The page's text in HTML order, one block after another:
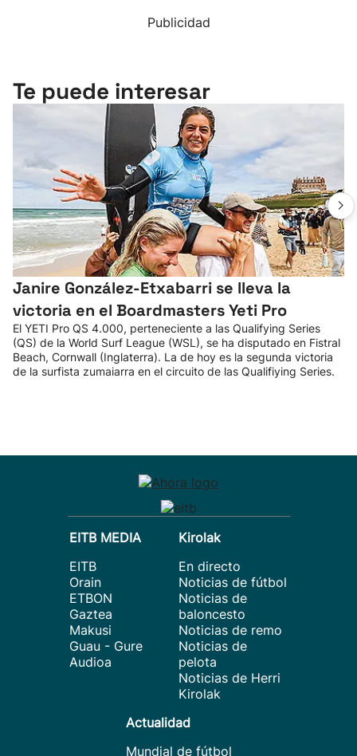
Publicidad
Te puede interesar
Janire González-Etxabarri se lleva la
victoria en el Boardmasters Yeti Pro
El YETI Pro QS 4.000, perteneciente a las Qualifying Series
(QS) de la World Surf League (WSL), se ha disputado en Fistral
Beach, Cornwall (Inglaterra). La de hoy es la segunda victoria
de la surfista zumaiarra en el circuito de las Qualifiying Series.
EITB MEDIA
EITB
Orain
ETBON
Gaztea
Makusi
Guau - Gure
Audioa
Kirolak
En directo
Noticias de fútbol
Noticias de
baloncesto
Noticias de remo
Noticias de
pelota
Noticias de Herri
Kirolak
Actualidad
Mundial de fútbol